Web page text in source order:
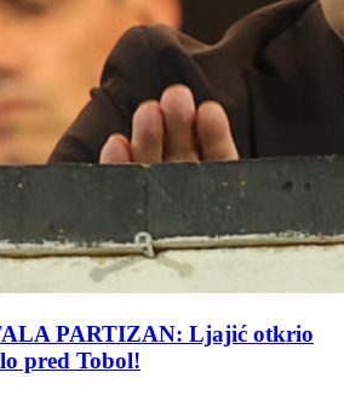
PARTIZAN: Ljajić otkrio
pred Tobol!